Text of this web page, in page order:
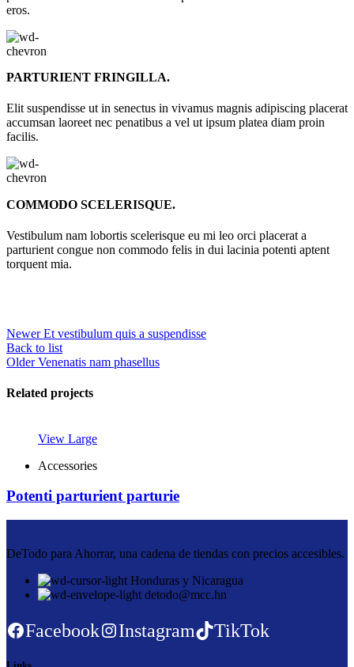
eros.
PARTURIENT FRINGILLA.
Elit suspendisse ut in senectus in vivamus magnis adipiscing placerat
accumsan laoreet nec penatibus a vel ut ipsum platea diam proin
facilis.
COMMODO SCELERISQUE.
Vestibulum nam lobortis scelerisque eu mi leo orci placerat a
parturient congue non commodo felis in dui lacinia potenti aptent
torquent mia.
Newer Et vestibulum quis a suspendisse
Back to list
Older Venenatis nam phasellus
Related projects
View Large
Accessories
Potenti parturient parturie
DeTodo para Ahorrar, una cadena de tiendas con precios accesibles.
Honduras y Nicaragua
detodo@mcc.hn
Facebook Instagram TikTok